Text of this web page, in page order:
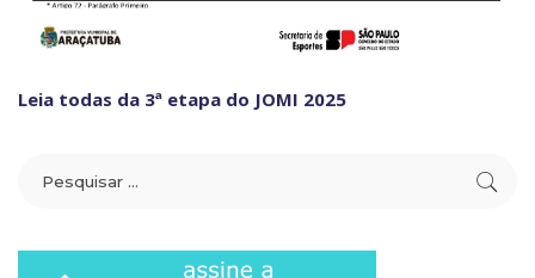
Leia todas da 3ª etapa do JOMI 2025